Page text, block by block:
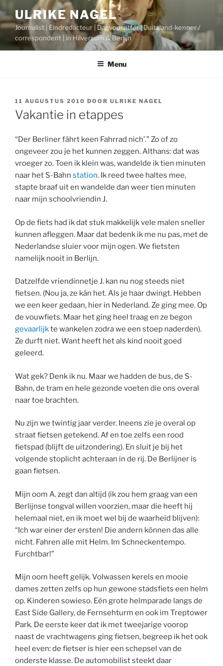
naar
de
inhoud
ULRIKE NAGEL
Journalist | Eindredacteur | Dagvoorzitter | Duitsland-kenner /
correspondent | in Hilversum & Berlijn
Menu
GEPLAATST
OP
11 AUGUSTUS 2010 DOOR ULRIKE NAGEL
Vakantie in etappes
“Der Berliner fährt keen Fahrrad nich’.” Zo of zo
ongeveer zou je het kunnen zeggen. Althans: dat was
vroeger zo. Toen ik klein was, wandelde ik tien minuten
naar het S-Bahn station. Ik reed twee haltes mee,
stapte braaf uit en wandelde dan weer tien minuten
naar mijn schoolvriendin J.
Op de fiets had ik dat stuk makkelijk vele malen sneller
kunnen afleggen. Maar dat bedenk ik me nu pas, met de
Nederlandse sluier voor mijn ogen. We fietsten
namelijk nooit in Berlijn.
Datzelfde vriendinnetje J. kan nu nog steeds niet
fietsen. (Nou ja, ze kán het. Als je haar dwingt. Hebben
we een keer gedaan, hier in Nederland. Ze ging mee. Op
de vouwfiets. Maar het ging heel traag en ze begon
gevaarlijkte wankelen zodra we een stoep naderden).
Ze durft niet. Want heeft het als kind nooit goed
geleerd.
Wat gek? Denk ik nu. Maar we hadden de bus, de S-
Bahn, de tram en hele gezonde voeten die ons overal
naar toe brachten.
Nu zijn we twintig jaar verder. Ineens zie je overal op
straat fietsen getekend. Af en toe zelfs een rood
fietspad (blijft de uitzondering). En sluit je bij het
volgende stoplicht achteraan in de rij. De Berlijner is
gaan fietsen.
Mijn oom A. zegt dan altijd (ik zou hem graag van een
Berlijnse tongval willen voorzien, maar die heeft hij
helemaal niet, en ik moet wel bij de waarheid blijven):
“Ich war einer der ersten! Die andern können das alle
nicht. Fahren alle mit Helm. Im Schneckentempo.
Furchtbar!”
Mijn oom heeft gelijk. Volwassen kerels en mooie
dames zetten zelfs op hun gewone stadsfiets een helm
op. Kinderen sowieso. Eén grote helmparade langs de
East Side Gallery, de Fernsehturm en ook im Treptower
Park. De eerste keer dat ik met tweejarige voorop
naast de vrachtwagens ging fietsen, begreep ik het ook
heel even: de fietser is hier een schepsel van de
onderste klasse. De automobilist steekt daar